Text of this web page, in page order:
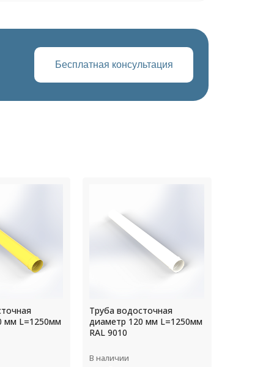
Бесплатная консультация
мм L=1250мм
Труба водосточная
диаметр 130 мм L=1250мм
RAL 9003
В наличии